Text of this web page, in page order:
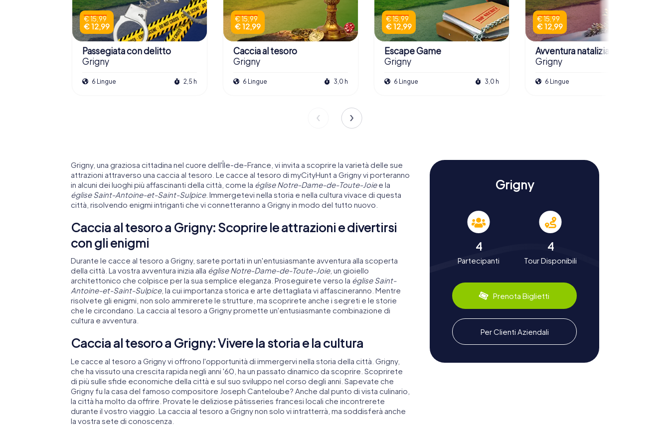
€ 15,99
€ 12,99
Passegiata con delitto
Grigny
6 Lingue 2,5 h
€ 15,99
€ 12,99
Caccia al tesoro
Grigny
6 Lingue 3,0 h
€ 15,99
€ 12,99
Escape Game
Grigny
6 Lingue 3,0 h
€ 15,99
€ 12,99
Avventura natalizia
Grigny
6 Lingue
Grigny, una graziosa cittadina nel cuore dell'Île-de-France, vi invita a scoprire la varietà delle sue
attrazioni attraverso una caccia al tesoro. Le cacce al tesoro di myCityHunt a Grigny vi porteranno
in alcuni dei luoghi più affascinanti della città, come la église Notre-Dame-de-Toute-Joiee la
église Saint-Antoine-et-Saint-Sulpice. Immergetevi nella storia e nella cultura vivace di questa
città, risolvendo enigmi intriganti che vi connetteranno a Grigny in modo del tutto nuovo.
Caccia al tesoro a Grigny: Scoprire le attrazioni e divertirsi
con gli enigmi
Durante le cacce al tesoro a Grigny, sarete portati in un'entusiasmante avventura alla scoperta
della città. La vostra avventura inizia alla église Notre-Dame-de-Toute-Joie, un gioiello
architettonico che colpisce per la sua semplice eleganza. Proseguirete verso la église Saint-
Antoine-et-Saint-Sulpice, la cui importanza storica e arte dettagliata vi affascineranno. Mentre
risolvete gli enigmi, non solo ammirerete le strutture, ma scoprirete anche i segreti e le storie
che le circondano. La caccia al tesoro a Grigny promette un'entusiasmante combinazione di
cultura e avventura.
Caccia al tesoro a Grigny: Vivere la storia e la cultura
Le cacce al tesoro a Grigny vi offrono l'opportunità di immergervi nella storia della città. Grigny,
che ha vissuto una crescita rapida negli anni '60, ha un passato dinamico da scoprire. Scoprirete
di più sulle sfide economiche della città e sul suo sviluppo nel corso degli anni. Sapevate che
Grigny fu la casa del famoso compositore Joseph Canteloube? Anche dal punto di vista culinario,
la città ha molto da offrire. Provate le deliziose pâtisseries francesi locali che incontrerete
durante il vostro viaggio. La caccia al tesoro a Grigny non solo vi intratterrà, ma soddisferà anche
la vostra sete di conoscenza.
Grigny
4
Partecipanti
4
Tour Disponibili
Prenota Biglietti
Per Clienti Aziendali